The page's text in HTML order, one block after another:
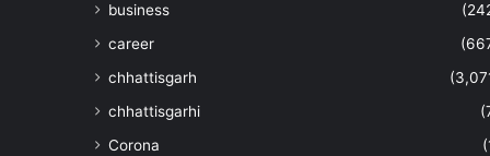
business
career
chhattisgarh
chhattisgarhi
Corona